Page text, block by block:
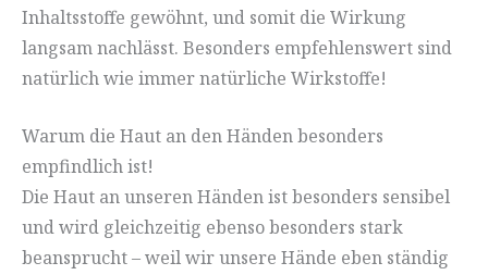
Inhaltsstoffe gewöhnt, und somit die Wirkung
langsam nachlässt. Besonders empfehlenswert sind
natürlich wie immer natürliche Wirkstoffe!
Warum die Haut an den Händen besonders
empfindlich ist!
Die Haut an unseren Händen ist besonders sensibel
und wird gleichzeitig ebenso besonders stark
beansprucht – weil wir unsere Hände eben ständig